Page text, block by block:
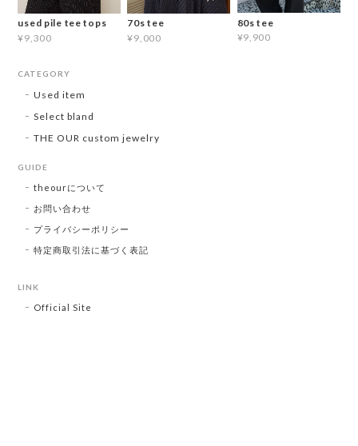
used pile tee tops
¥9,300
70s tee
¥9,000
80s tee
¥9,900
CATEGORY
Used item
Select bland
THE OUR custom jewelry
GUIDE
theourについて
お問い合わせ
プライバシーポリシー
特定商取引法に基づく表記
LINK
Official Site